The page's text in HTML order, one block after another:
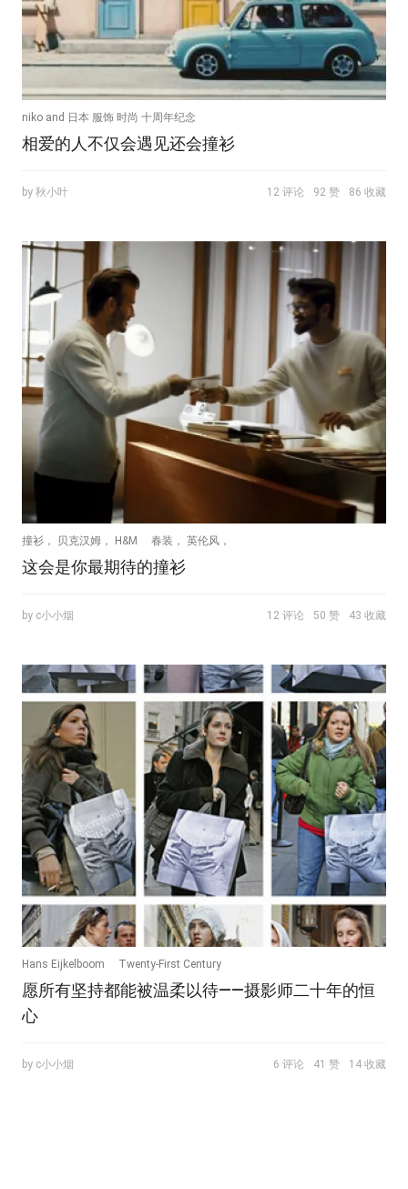
niko and 日本 服饰 时尚 十周年纪念
相爱的人不仅会遇见还会撞衫
by 秋小叶 12 评论 92 赞 86 收藏
撞衫， 贝克汉姆， H&M 春装， 英伦风，
这会是你最期待的撞衫
by c小小烟 12 评论 50 赞 43 收藏
Hans Eijkelboom Twenty-First Century
坚持， 恒心， 专注， 二十年， 照片集， 撞衫， 服饰
愿所有坚持都能被温柔以待——摄影师二十年的恒
心
by c小小烟 6 评论 41 赞 14 收藏